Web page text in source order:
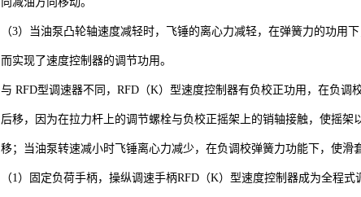
（3）当油泵凸轮轴速度减轻时，飞锤的离心力减轻，在弹簧力的功
而实现了速度控制器的调节功用。
与 RFD型调速器不同，RFD（K）型速度控制器有负校正功用，在负
后移，因为在拉力杆上的调节螺栓与负校正摇架上的销轴接触，使摇
移；当油泵转速减小时飞锤离心力减少，在负调校弹簧力功能下，使
（1）固定负荷手柄，操纵调速手柄RFD（K）型速度控制器成为全程